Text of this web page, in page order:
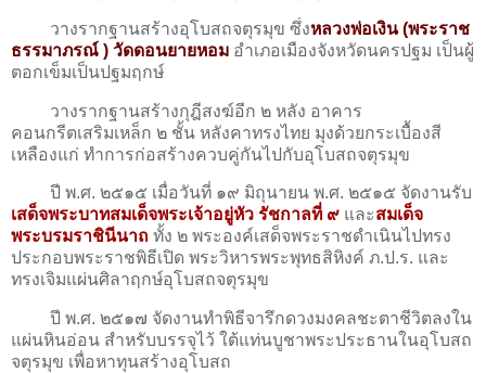
วางรากฐานสร้างอุโบสถจตุรมุข ซึ่งหลวงพ่อเงิน (พระราช
ธรรมาภรณ์ ) วัดดอนยายหอม อำเภอเมืองจังหวัดนครปฐม เป็นผู้
ตอกเข็มเป็นปฐมฤกษ์
วางรากฐานสร้างกุฎีสงฆ์อีก ๒ หลัง อาคาร
คอนกรีตเสริมเหล็ก ๒ ชั้น หลังคาทรงไทย มุงด้วยกระเบื้องสี
เหลืองแก่ ทําการก่อสร้างควบคู่กันไปกับอุโบสถจตุรมุข
ปี พ.ศ. ๒๕๑๕ เมื่อวันที่ ๑๙ มิถุนายน พ.ศ. ๒๕๑๕ จัดงานรับ
เสด็จพระบาทสมเด็จพระเจ้าอยู่หัว รัชกาลที่ ๙ และสมเด็จ
พระบรมราชินีนาถ ทั้ง ๒ พระองค์เสด็จพระราชดําเนินไปทรง
ประกอบพระราชพิธีเปิด พระวิหารพระพุทธสิหิงค์ ภ.ป.ร. และ
ทรงเจิมแผ่นศิลาฤกษ์อุโบสถจตุรมุข
ปี พ.ศ. ๒๕๑๗ จัดงานทําพิธีจารึกดวงมงคลชะตาชีวิตลงใน
แผ่นหินอ่อน สําหรับบรรจุไว้ ใต้แท่นบูชาพระประธานในอุโบสถ
จตุรมุข เพื่อหาทุนสร้างอุโบสถ